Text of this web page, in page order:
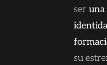
seruna
su